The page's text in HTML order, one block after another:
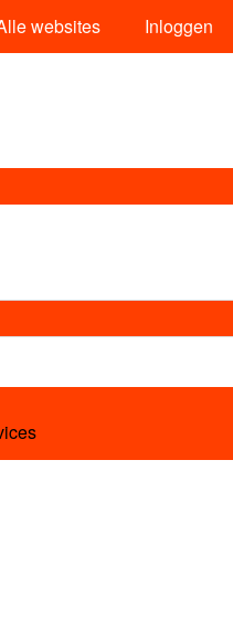
websites Inloggen